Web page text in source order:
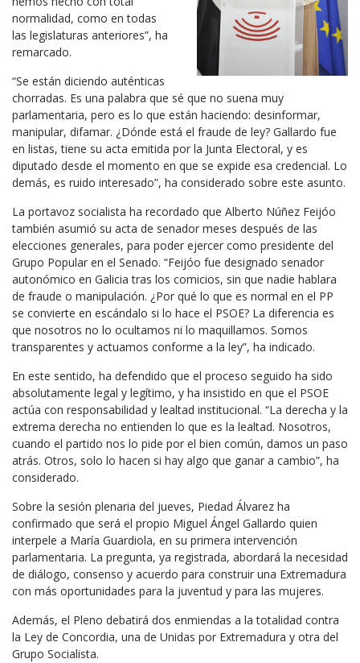
normalidad, como en todas
las legislaturas anteriores”, ha
remarcado.
“Se están diciendo auténticas
chorradas. Es una palabra que sé que no suena muy
parlamentaria, pero es lo que están haciendo: desinformar,
manipular, difamar. ¿Dónde está el fraude de ley? Gallardo fue
en listas, tiene su acta emitida por la Junta Electoral, y es
diputado desde el momento en que se expide esa credencial. Lo
demás, es ruido interesado”, ha considerado sobre este asunto.
La portavoz socialista ha recordado que Alberto Núñez Feijóo
también asumió su acta de senador meses después de las
elecciones generales, para poder ejercer como presidente del
Grupo Popular en el Senado. “Feijóo fue designado senador
autonómico en Galicia tras los comicios, sin que nadie hablara
de fraude o manipulación. ¿Por qué lo que es normal en el PP
se convierte en escándalo si lo hace el PSOE? La diferencia es
que nosotros no lo ocultamos ni lo maquillamos. Somos
transparentes y actuamos conforme a la ley”, ha indicado.
En este sentido, ha defendido que el proceso seguido ha sido
absolutamente legal y legítimo, y ha insistido en que el PSOE
actúa con responsabilidad y lealtad institucional. “La derecha y la
extrema derecha no entienden lo que es la lealtad. Nosotros,
cuando el partido nos lo pide por el bien común, damos un paso
atrás. Otros, solo lo hacen si hay algo que ganar a cambio”, ha
considerado.
Sobre la sesión plenaria del jueves, Piedad Álvarez ha
confirmado que será el propio Miguel Ángel Gallardo quien
interpele a María Guardiola, en su primera intervención
parlamentaria. La pregunta, ya registrada, abordará la necesidad
de diálogo, consenso y acuerdo para construir una Extremadura
con más oportunidades para la juventud y para las mujeres.
Además, el Pleno debatirá dos enmiendas a la totalidad contra
la Ley de Concordia, una de Unidas por Extremadura y otra del
Grupo Socialista.